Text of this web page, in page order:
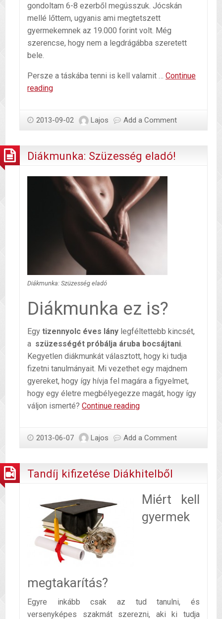
gondoltam 6-8 ezerből megússzuk. Jócskán
mellé lőttem, ugyanis ami megtetszett
gyermekemnek az 19.000 forint volt. Még
szerencse, hogy nem a legdrágábba szeretett
bele.
Persze a táskába tenni is kell valamit … Continue
readingHa
iskolakezdés
2013-09-02 Lajos Add a Comment
Diákmunka: Szüzesség eladó!
Diákmunka: Szüzesség eladó
Diákmunka ez is?
Egy tizennyolc éves lány legféltettebb kincsét,
a szüzességét próbálja áruba bocsájtani
Kegyetlen diákmunkát választott, hogy ki tudja
fizetni tanulmányait. Mi vezethet egy majdnem
gyereket, hogy így hívja fel magára a figyelmet,
hogy egy életre megbélyegezze magát, hogy így
váljon ismerté? Continue readingDiákmunka:
2013-06-07 Lajos Add a Comment
Tandíj kifizetése Diákhitelből
Miért kell
gyermek
megtakarítás?
Egyre inkább csak az tud tanulni, és
versenyképes szakmát szerezni, aki ki tudja